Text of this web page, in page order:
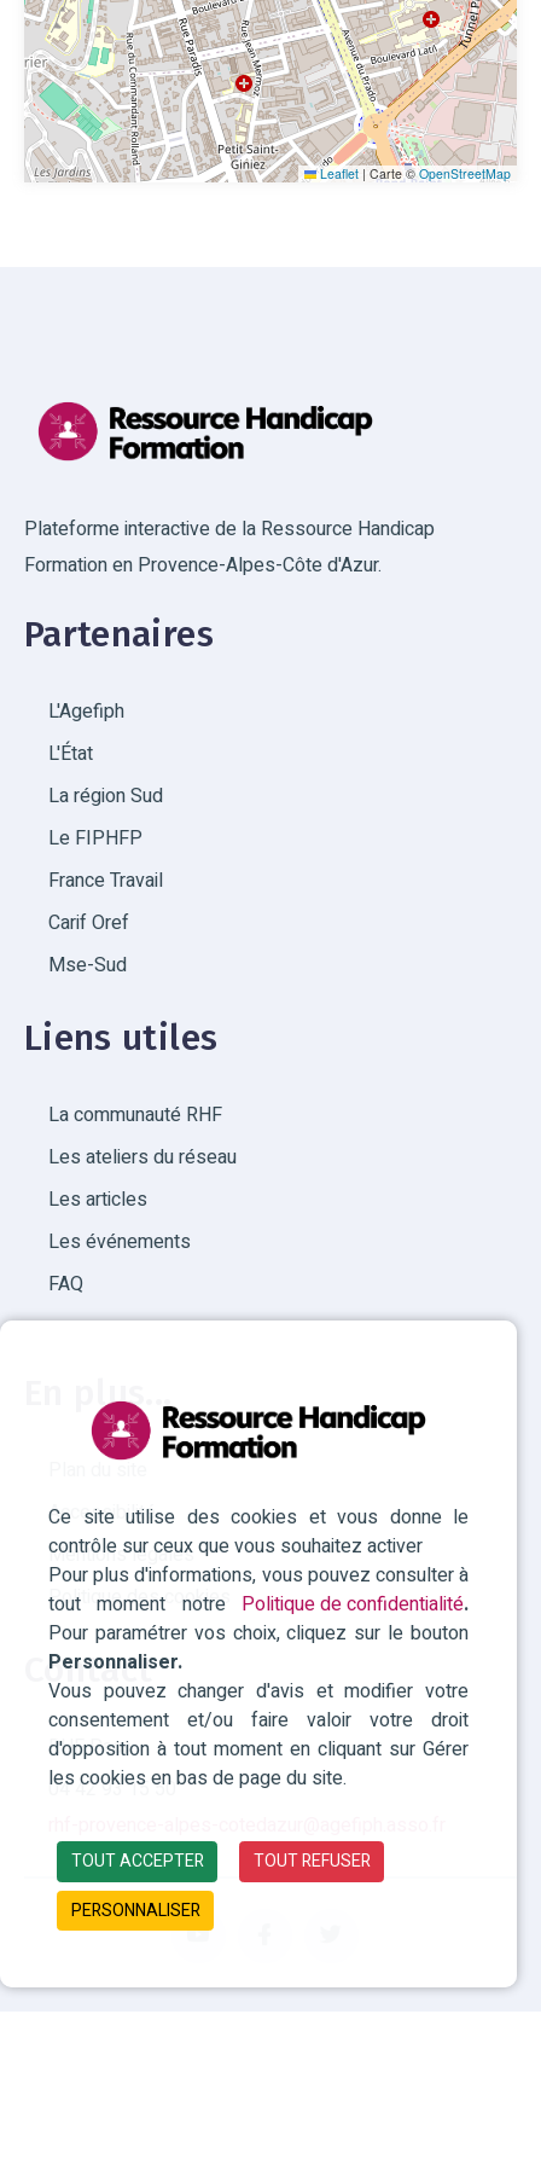
Ce site utilise des cookies et vous donne le
contrôle sur ceux que vous souhaitez activer
Pour plus d'informations, vous pouvez consulter à
tout moment notre Politique de confidentialité.
Pour paramétrer vos choix, cliquez sur le bouton
Personnaliser.
Vous pouvez changer d'avis et modifier votre
consentement et/ou faire valoir votre droit
d'opposition à tout moment en cliquant sur Gérer
les cookies en bas de page du site.
TOUT ACCEPTER
TOUT REFUSER
PERSONNALISER
Leaflet | Carte © OpenStreetMap
Plateforme interactive de la Ressource Handicap
Formation en Provence-Alpes-Côte d'Azur.
Partenaires
L'Agefiph
L'État
La région Sud
Le FIPHFP
France Travail
Carif Oref
Mse-Sud
Liens utiles
La communauté RHF
Les ateliers du réseau
Les articles
Les événements
FAQ
En plus...
Plan du site
Accessibilité
Mentions légales
Politique des cookies
Contact
RHF Paca
04 42 93 15 50